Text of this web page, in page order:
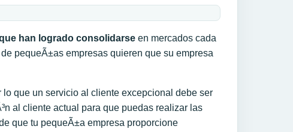
han logrado consolidarse en mercados cada
pequeÃ±as empresas quieren que su empresa
lo que un servicio al cliente excepcional debe ser
al cliente actual para que puedas realizar las
que tu pequeÃ±a empresa proporcione